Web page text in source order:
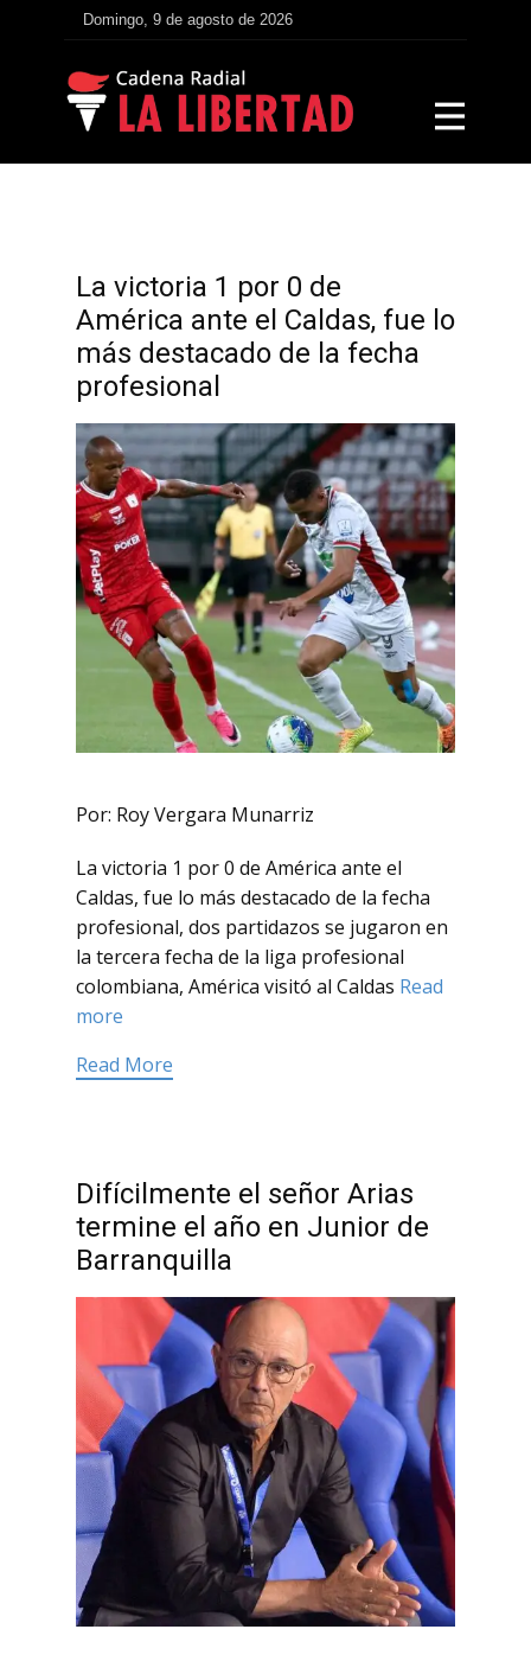
Domingo, 9 de agosto de 2026
La victoria 1 por 0 de
América ante el Caldas, fue lo
más destacado de la fecha
profesional
Por: Roy Vergara Munarriz
La victoria 1 por 0 de América ante el
Caldas, fue lo más destacado de la fecha
profesional, dos partidazos se jugaron en
la tercera fecha de la liga profesional
colombiana, América visitó al Caldas Read
more
Read More
Difícilmente el señor Arias
termine el año en Junior de
Barranquilla